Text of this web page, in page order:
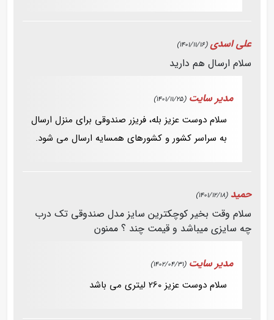
علی اسدی (1401/11/16)
سلام ارسال هم دارید
مدیر سایت (1401/11/25)
سلام دوست عزیز بله، فریزر صندوقی برای منزل ارسال
به سراسر کشور و کشورهای همسایه ارسال می شود.
حمید (1401/12/18)
سلام وقت بخیر کوچکترین سایز مدل صندوقی تک درب
چه سایزی میباشد و قیمت چند ؟ ممنون
مدیر سایت (1402/04/31)
سلام دوست عزیز 260 لیتری می باشد